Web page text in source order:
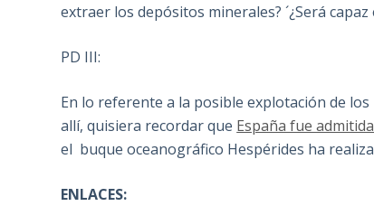
extraer los depósitos minerales? ´¿Será capaz
PD III:
En lo referente a la posible explotación de
allí, quisiera recordar que España fue
el buque oceanográfico Hespérides ha
ENLACES: